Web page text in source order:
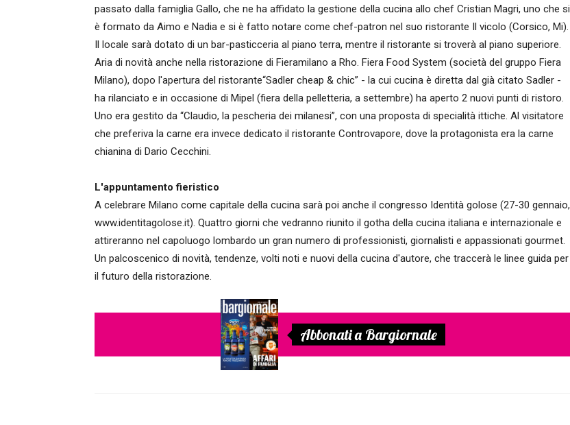
passato dalla famiglia Gallo, che ne ha affidato la gestione della cucina allo chef Cristian Magri, uno che si
è formato da Aimo e Nadia e si è fatto notare come chef-patron nel suo ristorante Il vicolo (Corsico, Mi).
Il locale sarà dotato di un bar-pasticceria al piano terra, mentre il ristorante si troverà al piano superiore.
Aria di novità anche nella ristorazione di Fieramilano a Rho. Fiera Food System (società del gruppo Fiera
Milano), dopo l'apertura del ristorante“Sadler cheap & chic” - la cui cucina è diretta dal già citato Sadler -
ha rilanciato e in occasione di Mipel (fiera della pelletteria, a settembre) ha aperto 2 nuovi punti di ristoro.
Uno era gestito da “Claudio, la pescheria dei milanesi”, con una proposta di specialità ittiche. Al visitatore
che preferiva la carne era invece dedicato il ristorante Controvapore, dove la protagonista era la carne
chianina di Dario Cecchini.
L'appuntamento fieristico
A celebrare Milano come capitale della cucina sarà poi anche il congresso Identità golose (27-30 gennaio,
www.identitagolose.it). Quattro giorni che vedranno riunito il gotha della cucina italiana e internazionale e
attireranno nel capoluogo lombardo un gran numero di professionisti, giornalisti e appassionati gourmet.
Un palcoscenico di novità, tendenze, volti noti e nuovi della cucina d'autore, che traccerà le linee guida per
il futuro della ristorazione.
Abbonati a Bargiornale